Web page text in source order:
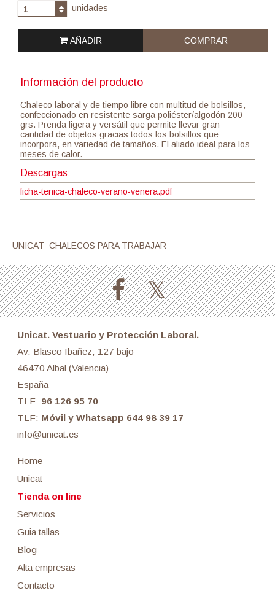
1 unidades
AÑADIR COMPRAR
Información del producto
Chaleco laboral y de tiempo libre con multitud de bolsillos,
confeccionado en resistente sarga poliéster/algodón 200
grs. Prenda ligera y versátil que permite llevar gran
cantidad de objetos gracias todos los bolsillos que
incorpora, en variedad de tamaños. El aliado ideal para los
meses de calor.
Descargas:
ficha-tenica-chaleco-verano-venera.pdf
UNICAT CHALECOS PARA TRABAJAR
Unicat. Vestuario y Protección Laboral.
Av. Blasco Ibañez, 127 bajo
46470 Albal (Valencia)
España
TLF: 96 126 95 70
TLF: Móvil y Whatsapp 644 98 39 17
info@unicat.es
Home
Unicat
Tienda on line
Servicios
Guia tallas
Blog
Alta empresas
Contacto